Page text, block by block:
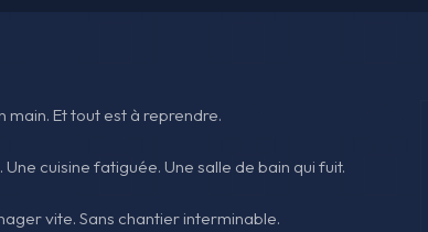
main. Et tout est à reprendre.
Une cuisine fatiguée. Une salle de bain qui fuit.
vite. Sans chantier interminable.